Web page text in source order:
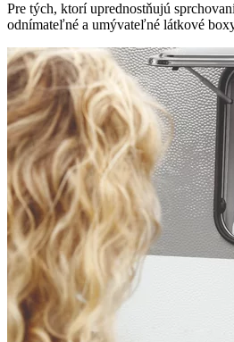
Pre tých, ktorí uprednostňujú
odnímateľné a umývateľné látkové